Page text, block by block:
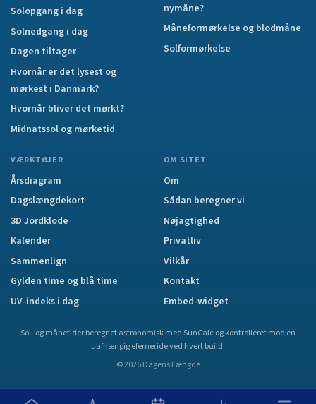
Solopgang i dag
Solnedgang i dag
Dagen tiltager
Hvornår er det lysest og
mørkest i Danmark?
Hvornår bliver det mørkt?
Midnatssol og mørketid
nymåne?
Måneformørkelse og blodmåne
Solformørkelse
VÆRKTØJER
Årsdiagram
Dagslængdekort
3D Jordklode
Kalender
Sammenlign
Gylden time og blå time
UV-indeks i dag
OM SITET
Om
Sådan beregner vi
Nøjagtighed
Privatliv
Vilkår
Kontakt
Embed-widget
Sol- og månetider beregnet astronomisk med SunCalc og kontrolleret mod en
uafhængig efemeride ved hvert build.
©2026 Dagens Længde